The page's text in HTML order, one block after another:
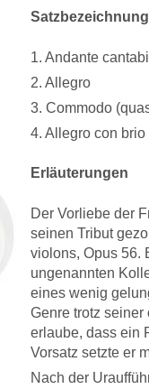
1. Andante
2. Allegro
3. Commodo
4. Allegro con brio
Erläuterungen
Der Vorliebe der
seinen Tribut
violons, Opus 56.
ungenannten
eines wenig
Genre trotz
erlaube, dass ein
Vorsatz setzte er
Nach der